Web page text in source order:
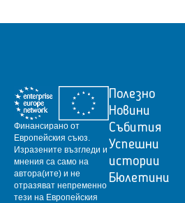
Финансирано от
Европейския съюз.
Изразените възгледи и
мнения са само на
автора(ите) и не
отразяват непременно
тези на Европейския
Полезно
Новини
Събития
Успешни
истории
Бюлетини